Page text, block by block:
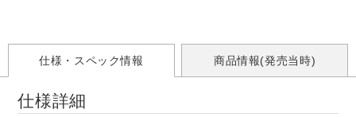
仕様・スペック情報 商品情報(発売当時)
仕様詳細